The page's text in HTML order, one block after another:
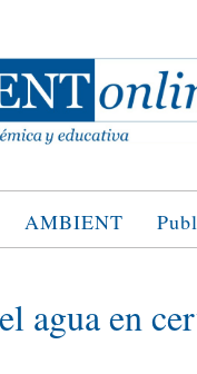
AMBIENT
agua en